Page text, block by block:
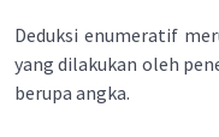
Deduksi enumeratif
yang dilakukan oleh
berupa angka.